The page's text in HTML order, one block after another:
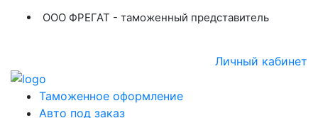
ООО ФРЕГАТ - таможенный представитель
Личный кабинет
Таможенное оформление
Авто под заказ